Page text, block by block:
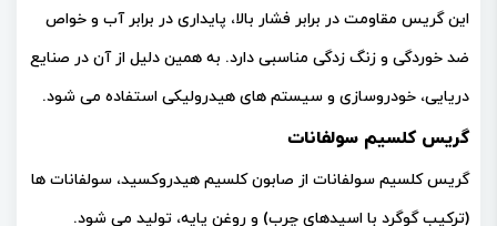
این گریس مقاومت در برابر فشار بالا، پایداری در برابر آب و خواص
ضد خوردگی و زنگ زدگی مناسبی دارد. به همین دلیل از آن در صنایع
دریایی، خودروسازی و سیستم های هیدرولیکی استفاده می شود.
گریس کلسیم سولفانات
گریس کلسیم سولفانات از صابون کلسیم هیدروکسید، سولفانات ها
(ترکیب گوگرد با اسیدهای چرب) و روغن پایه، تولید می شود.